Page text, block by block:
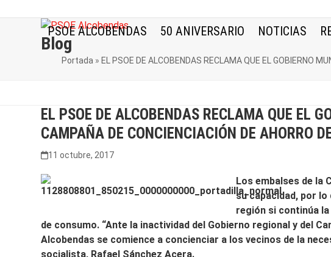
PSOE ALCOBENDAS 50 ANIVERSARIO NOTICIAS
Blog
Portada » EL PSOE DE ALCOBENDAS RECLAMA QUE EL GOBIERNO
EL PSOE DE ALCOBENDAS RECLAMA QUE EL
CAMPAÑA DE CONCIENCIACIÓN DE AHORRO
11 octubre, 2017
Los embalses de la
su capacidad, por
región si continúa
de consumo. “Ante la inactividad del Gobierno regional y del
Alcobendas se comience a concienciar a los vecinos de la
socialista, Rafael Sánchez Acera.